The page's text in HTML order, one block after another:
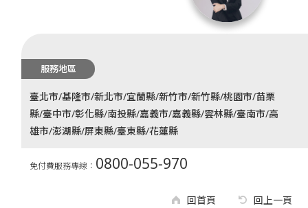
服務地區
臺北市/基隆市/新北市/宜蘭縣/新竹市/新竹縣/桃園市/苗栗
縣/臺中市/彰化縣/南投縣/嘉義市/嘉義縣/雲林縣/臺南市/高
雄市/澎湖縣/屏東縣/臺東縣/花蓮縣
免付費服務專線： 0800-055-970
回首頁 回上一頁